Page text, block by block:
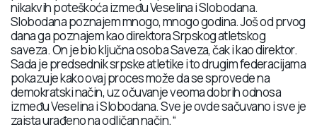
nikakvih poteškoća između Veselina i Slobodana.
Slobodana poznajem mnogo, mnogo godina. Još od prvog
dana ga poznajem kao direktora Srpskog atletskog
saveza. On je bio ključna osoba Saveza, čak i kao direktor.
Sada je predsednik srpske atletike i to drugim federacijama
pokazuje kako ovaj proces može da se sprovede na
demokratski način, uz očuvanje veoma dobrih odnosa
između Veselina i Slobodana. Sve je ovde sačuvano i sve je
zaista urađeno na odličan način.“